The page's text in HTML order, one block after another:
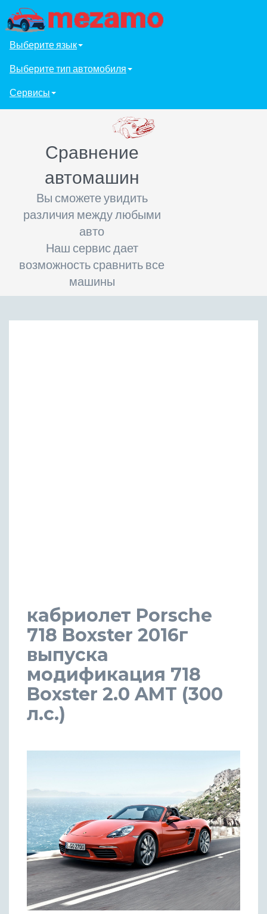
Выберите язык
Выберите тип автомобиля
Сервисы
Сравнение
автомашин
Вы сможете увидить
различия между любыми
авто
Наш сервис дает
возможность сравнить все
машины
кабриолет Porsche
718 Boxster 2016г
выпуска
модификация 718
Boxster 2.0 AMT (300
л.с.)